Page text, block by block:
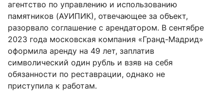
агентство по управлению и использованию
памятников (АУИПИК), отвечающее за объект,
разорвало соглашение с арендатором. В сентябре
2023 года московская компания «Гранд-Мадрид»
оформила аренду на 49 лет, заплатив
символический один рубль и взяв на себя
обязанности по реставрации, однако не
приступила к работам.